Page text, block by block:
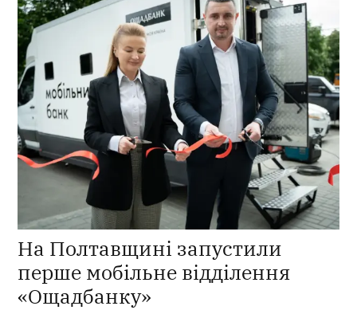
На Полтавщині запустили
перше мобільне відділення
«Ощадбанку»